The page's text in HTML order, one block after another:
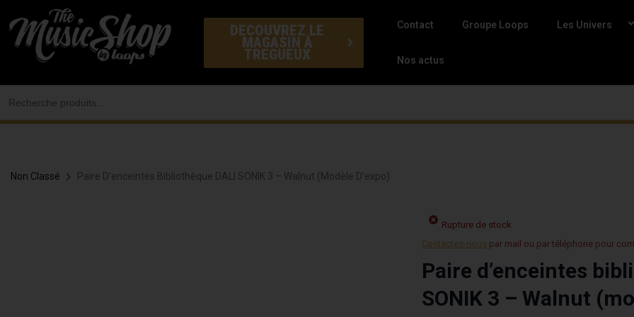
au
contenu
DECOUVREZ LE
MAGASIN À
TREGUEUX
Contact Groupe Loops Les Univers
Nos actus
Non Classé Paire D’enceintes Bibliothèque DALI SONIK 3 – Walnut (modèle D’expo)
Rupture de stock
Contactez-nous par mail ou par téléphone pour
Paire d’enceintes
SONIK 3 – Walnut